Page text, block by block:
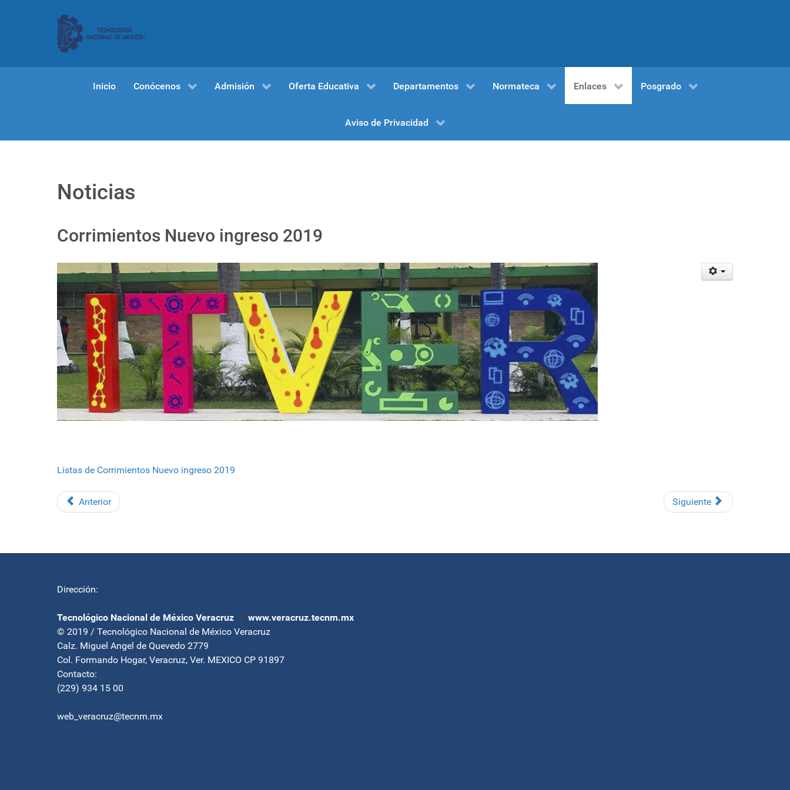
Inicio Conócenos Admisión Oferta Educativa Departamentos Normateca Enlaces Posgrado
Aviso de Privacidad
Noticias
Corrimientos Nuevo ingreso 2019
Listas de Corrimientos Nuevo ingreso 2019
Anterior Siguiente
Dirección:
Tecnológico Nacional de México Veracruz | www.veracruz.tecnm.mx
© 2019 / Tecnológico Nacional de México Veracruz
Calz. Miguel Angel de Quevedo 2779
Col. Formando Hogar, Veracruz, Ver. MEXICO CP 91897
Contacto:
(229) 934 15 00
web_veracruz@tecnm.mx